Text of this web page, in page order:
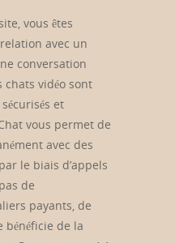
vous êtes
avec un
conversation
chats vidéo sont
et
vous permet de
avec des
le biais d’appels
de
payants, de
de la